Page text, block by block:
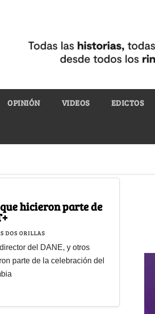
OPINIÓN VIDEOS EDICTOS
hicieron parte de
DOS ORILLAS
del DANE, y otros
parte de la celebración del